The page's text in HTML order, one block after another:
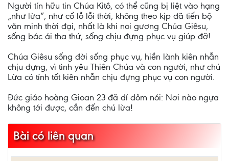
Người tín hữu tin Chúa Kitô, có thể cũng bị liệt vào hạng
„như lừa“, như cổ lỗ lỗi thời, không theo kịp đã tiến bộ
văn minh thời đại, nhất là khi noi gương Chúa Giêsu,
sống bác ái tha thứ, sống chịu đựng phục vụ giúp đỡ!
Chúa Giêsu sống đời sống phục vụ, hiền lành kiên nhẫn
chịu đựng, vì tình yêu Thiên Chúa và con người, như chú
Lừa có tính tốt kiên nhẫn chịu đựng phục vụ con người.
Ðức giáo hoàng Gioan 23 đã dí dỏm nói: Nơi nào ngựa
không tới được, cần đến chú lừa!
Bài có liên quan